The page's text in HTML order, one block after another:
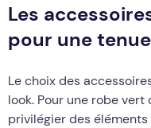
Les
pour une
Le choix des
look. Pour une robe
privilégier des